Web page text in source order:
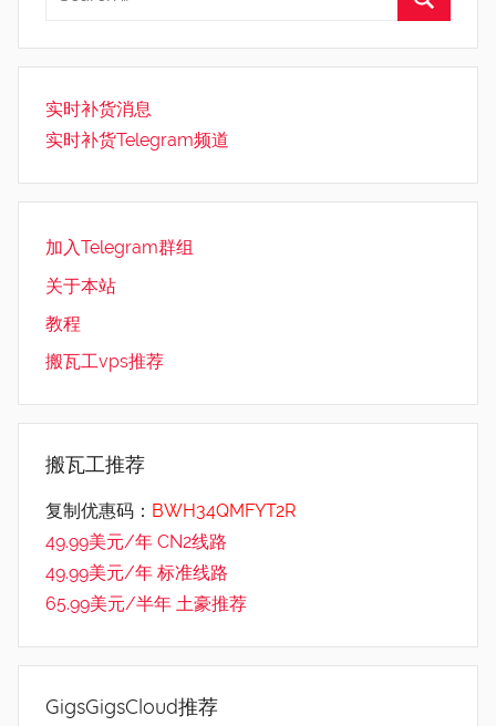
实时补货消息
实时补货Telegram频道
加入Telegram群组
关于本站
教程
搬瓦工vps推荐
搬瓦工推荐
复制优惠码： BWH34QMFYT2R
49.99美元/年 CN2线路
49.99美元/年 标准线路
65.99美元/半年 土豪推荐
GigsGigsCloud推荐